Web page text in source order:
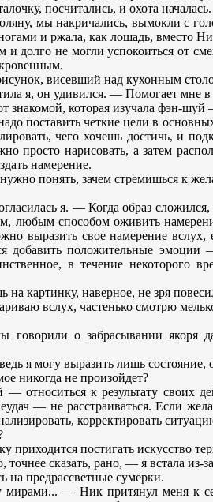
посчитались, и охота началась.
мы накричались, вымокли с
и ржала, как лошадь, вместо
и долго не могли успокоиться от
висевший над кухонным
я, он удивился. — Помогает мне в
которая изучала фэн-шуй
поставить четкие цели в
чего хочешь достичь, и
просто нарисовать, а затем
намерение.
понять, зачем стремишься к
я. — Когда образ
любым способом оживить
выразить свое намерение вслух,
добавить положительные
в течение
картинку, наверное, не зря
вслух, частенько смотрю
о забрасывании якоря
я могу выразить лишь
никогда не произойдет?
к результату своих
— не расстраиваться. Если
корректировать
приходится постигать искусство
сказать, рано, — я встала из-
на предрассветные сумерки.
— Ник притянул меня к